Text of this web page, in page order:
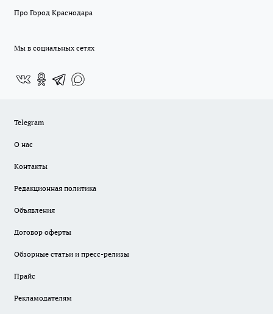
Про Город Краснодара
Мы в социальных сетях
Telegram
О нас
Контакты
Редакционная политика
Объявления
Договор оферты
Обзорные статьи и пресс-релизы
Прайс
Рекламодателям